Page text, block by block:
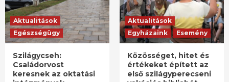
Aktualitások
Egészségügy
Szilágycseh:
Családorvost
keresnek az oktatási
Aktualitások
Egyházaink
Esemény
Közösséget, hitet és
értékeket épített az
első szilágyperecseni